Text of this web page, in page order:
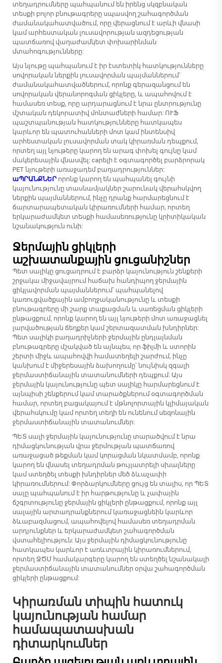
տեղադրումները պահպանում են իրենց սկզբնական
տեսքի բոլոր բնութագրերը սպասվող շահագործման
ժամանակահատվածում, որը վերացնում է արևի վնասի
կամ արհեստական լուսավորության ազդեցության
պատճառով վաղաժամկետ փոխարինման
մտահոգությունները:
Այս նյութը պահպանում է իր էստետիկ հատկությունները
սովորական ներքին լուսավորման պայմաններում՝
ժամանակահատվածներում, որոնք գերազանցում են
սովորական վերանորոգման ցիկլերը, և ապահովում է
համասեռ տեսք, որը արդարացնում է նրա ընտրությունը
մշտական դեկորատիվ մոնտաժների համար: ՈՒՖ
պաշտպանության հատկությունները հատկապես
կարևոր են պատուհանների մոտ կամ ինտենսիվ
արհեստական լուսավորման տակ կիրառման դեպքում,
որտեղ այլ նյութերը կարող են արագ փոխել գույնը կամ
մակերեսային վնասվել: caրելի է օգտագործել բարձրորակ
PET նյութերի առաջադեմ բաղադրություններ:
աՊՐԱՆՔՆԵՐ որոնք կարող են պահպանել գույնի
կայունությունը տասնամյակներ շարունակ վերահսկվող
ներքին պայմաններում, ինչը դրանք հարմարեցնում է
ճարտարապետական կիրառումների համար, որտեղ
երկարաժամկետ տեսքի համասեռությունը կրիտիկական
նշանակություն ունի:
Ջերմային ցիկլերի
աշխատանքային ցուցանիշներ
Պետ սալիկը ցուցադրում է բարձր կայունություն շենքերի
շրջակա միջավայրում հաճախ հանդիպող ջերմային
ցիկլավորման պայմաններում՝ պահպանելով
կառուցվածքային ամբողջականությունը և տեսքի
բնութագրերը մի շարք տաքացման և սառեցման ցիկլերի
ընթացքում, որոնք կարող են այլ նյութերի մոտ առաջացնել
լարվածության ճեղքեր կամ շերտազատման խնդիրներ:
Պետ սալիկի բաղադրիչների ջերմային ընդլայնման
բնութագրերը մշակված են այնպես, որ ֆիլմի և ստորին
շերտի միջև ապահովվի համատեղելի շարժում, ինչը
կանխում է միջերեսային ձախողումը՝ նույնիսկ զգալի
ջերմաստիճանային տատանումների դեպքում: Այս
ջերմային կայունությունը պետ սալիկը հարմարեցնում է
այնպիսի շենքերում կամ տարածքներում օգտագործման
համար, որտեղ բացակայում է մթնոլորտային կլիմայական
վերահսկումը կամ որտեղ տեղի են ունենում սեզոնային
ջերմաստիճանային տատանումներ:
ՊԵՏ սալի ջերմային կայունությունը տարածվում է նրա
դիմացկունության վրա ջերմության պատճառով
առաջացած թեքման կամ կորացման նկատմամբ, որոնք
կարող են վնասել տեղադրման թույլատրելի սխալները
կամ ստեղծել տեսքի խնդիրներ մեծ ձևաչափի
կիրառումներում: Փորձարկումները ցույց են տալիս, որ ՊԵՏ
սալը պահպանում է իր հարթությունը և չափային
ճշգրտությունը ջերմային ցիկլերի ընթացքում, որոնք այլ
սալային արտադրանքներում կառաջացնեին կարևոր
ձևաբազմացում, ապահովելով համասեռ տեղադրման
արդյունքներ և երկարաժամկետ շահագործման
վստահելիություն: Այս ջերմային դիմացկունությունը
հատկապես կարևոր է առևտրային կիրառումներում,
որտեղ ՋԾՄ համակարգերը կարող են ստեղծել նշանակալի
ջերմաստիճանային տատանումներ օրվա շահագործման
ցիկլերի ընթացքում:
Կիրառման տիպին հատուկ
կայունության համար
համապատասխան
դիտարկումներ